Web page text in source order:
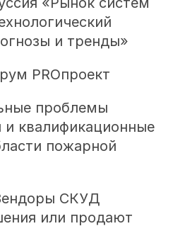
и тренды»
PROпроект
проблемы
и квалификационные
пожарной
СКУД
или продают